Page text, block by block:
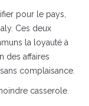
pour le pays,
Ces deux
la loyauté à
des affaires
complaisance.
casserole.